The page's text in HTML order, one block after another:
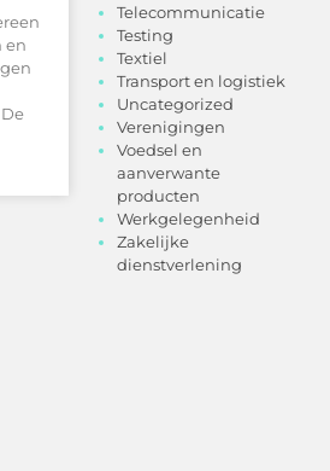
en
Telecommunicatie
Testing
Textiel
Transport en logistiek
Uncategorized
Verenigingen
Voedsel en
aanverwante
producten
Werkgelegenheid
Zakelijke
dienstverlening